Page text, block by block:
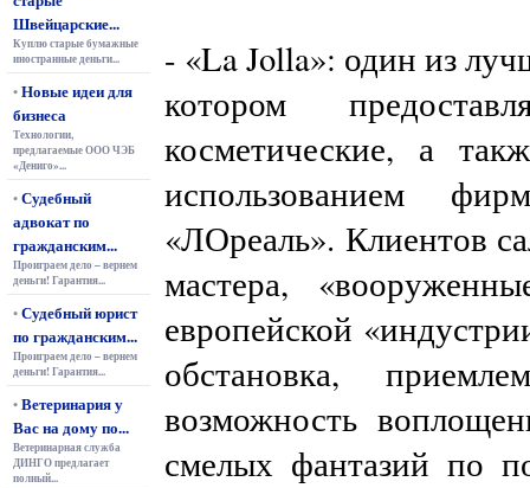
Швейцарские...
Куплю старые бумажные
иностранные деньги...
•Новые идеи для
бизнеса
Технологии,
предлагаемые ООО ЧЭБ
«Дениго»...
•Судебный
адвокат по
гражданским...
Проиграем дело – вернем
деньги! Гарантия...
•Судебный юрист
по гражданским...
Проиграем дело – вернем
деньги! Гарантия...
•Ветеринария у
Вас на дому по...
Ветеринарная служба
ДИНГО предлагает
полный...
- «La Jolla»: один из
котором
косметические, а
использованием
«ЛОреаль». Клиентов
мастера,
европейской
обстановка,
возможность
смелых фантазий по